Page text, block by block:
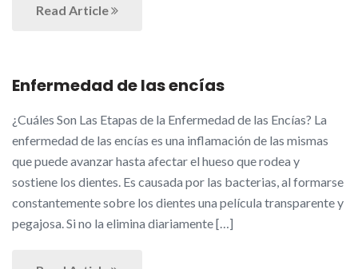
Read Article
Enfermedad de las encías
¿Cuáles Son Las Etapas de la Enfermedad de las Encías? La
enfermedad de las encías es una inflamación de las mismas
que puede avanzar hasta afectar el hueso que rodea y
sostiene los dientes. Es causada por las bacterias, al formarse
constantemente sobre los dientes una película transparente y
pegajosa. Si no la elimina diariamente […]